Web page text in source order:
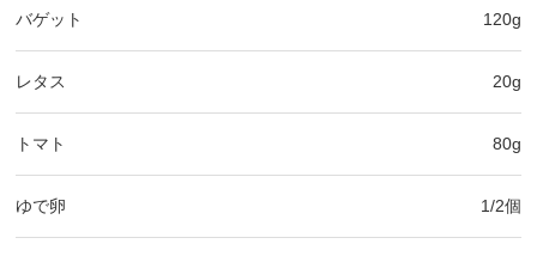
バゲット 120g
レタス 20g
トマト 80g
ゆで卵 1/2個